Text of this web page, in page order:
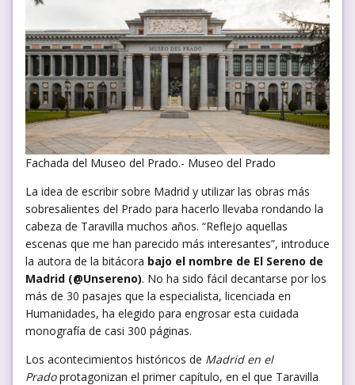
Fachada del Museo del Prado.- Museo del Prado
La idea de escribir sobre Madrid y utilizar las obras más
sobresalientes del Prado para hacerlo llevaba rondando la
cabeza de Taravilla muchos años. “Reflejo aquellas
escenas que me han parecido más interesantes”, introduce
la autora de la bitácora bajo el nombre de El Sereno de
Madrid (@Unsereno). No ha sido fácil decantarse por los
más de 30 pasajes que la especialista, licenciada en
Humanidades, ha elegido para engrosar esta cuidada
monografía de casi 300 páginas.
Los acontecimientos históricos de Madrid en el
Pradoprotagonizan el primer capítulo, en el que Taravilla